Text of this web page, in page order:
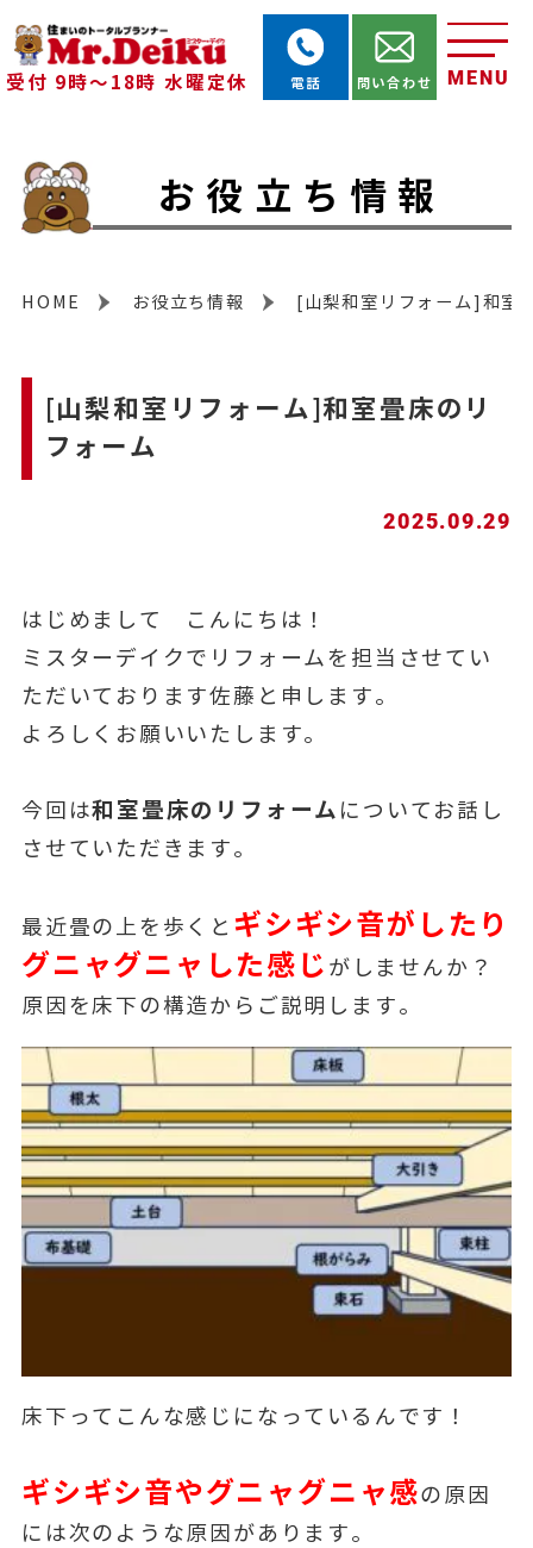
受付 9時～18時 水曜定休 MENU
電話 問い合わせ
お役立ち情報
HOME お役立ち情報 [山梨和室リフォーム]和室
[山梨和室リフォーム]和室畳床のリ
フォーム
2025.09.29
はじめまして こんにちは！
ミスターデイクでリフォームを担当させてい
ただいております佐藤と申します。
よろしくお願いいたします。
今回は和室畳床のリフォーム についてお話し
させていただきます。
最近畳の上を歩くと ギシギシ音がしたり
グニャグニャした感じ がしませんか？
原因を床下の構造からご説明します。
床下ってこんな感じになっているんです！
ギシギシ音やグニャグニャ感の原因
には次のような原因があります。